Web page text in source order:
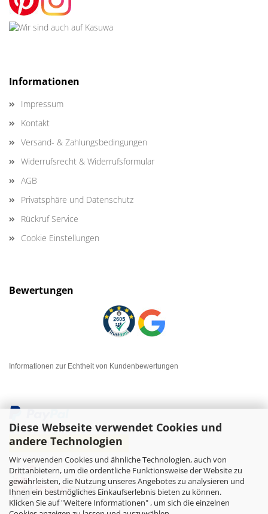
Diese Webseite verwendet Cookies und
andere Technologien
Wir verwenden Cookies und ähnliche Technologien, auch von
Drittanbietern, um die ordentliche Funktionsweise der Website zu
gewährleisten, die Nutzung unseres Angebotes zu analysieren und
Ihnen ein bestmögliches Einkaufserlebnis bieten zu können.
Klicken Sie auf "Weitere Informationen" , um sich die einzelnen
Informationen
Impressum
Kontakt
Versand- & Zahlungsbedingungen
Widerrufsrecht & Widerrufsformular
AGB
Privatsphäre und Datenschutz
Rückruf Service
Cookie Einstellungen
Bewertungen
Informationen zur Echtheit von Kundenbewertungen